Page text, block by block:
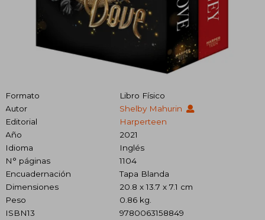
Formato
Libro Físico
Autor
Shelby Mahurin
Editorial
Harperteen
Año
2021
Idioma
Inglés
N° páginas
1104
Encuadernación
Tapa Blanda
Dimensiones
20.8 x 13.7 x 7.1 cm
Peso
0.86 kg.
ISBN13
9780063158849